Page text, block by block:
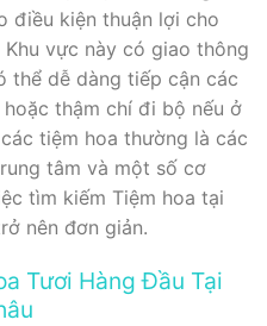
điều kiện thuận lợi cho
vực này có giao thông
thể dễ dàng tiếp cận các
thậm chí đi bộ nếu ở
tiệm hoa thường là các
tâm và một số cơ
tìm kiếm Tiệm hoa tại
nên đơn giản.
Tươi Hàng Đầu Tại